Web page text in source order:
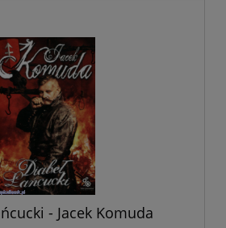
- Jacek Komuda